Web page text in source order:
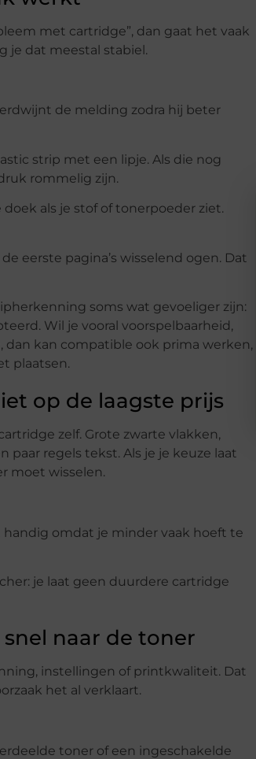
met cartridge”, dan gaat het vaak
je dat meestal stabiel.
de melding zodra hij beter
strip met een lipje. Als die nog
rommelig zijn.
als je stof of tonerpoeder ziet.
eerste pagina’s wisselend ogen. Dat
soms wat gevoeliger zijn:
Wil je vooral voorspelbaarheid,
dan kan compatible ook prima werken,
plaatsen.
op de laagste prijs
zelf. Grote zwarte vlakken,
paar regels tekst. Als je je keuze laat
moet wisselen.
handig omdat je minder vaak hoeft te
je laat geen duurdere cartridge
naar de toner
instellingen of printkwaliteit. Dat
het al verklaart.
toner of een ingeschakelde